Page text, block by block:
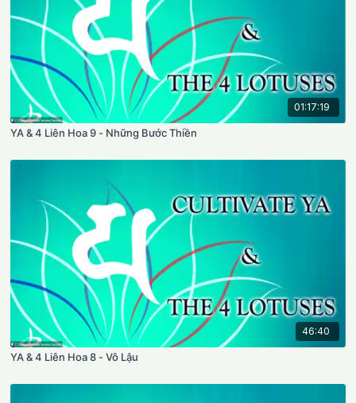
01:17:19
YA & 4 Liên Hoa 9 - Những Bước Thiền
46:40
YA & 4 Liên Hoa 8 - Vô Lậu